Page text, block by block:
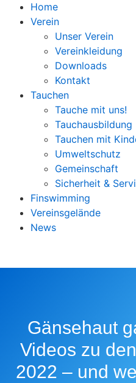
Home
Verein
Unser Verein
Vereinkleidung
Downloads
Kontakt
Tauchen
Tauche mit uns!
Tauchausbildung
Tauchen mit
Umweltschutz
Gemeinschaft
Sicherheit &
Finswimming
Vereinsgelände
News
Gänsehaut
Videos zu
2022 – und